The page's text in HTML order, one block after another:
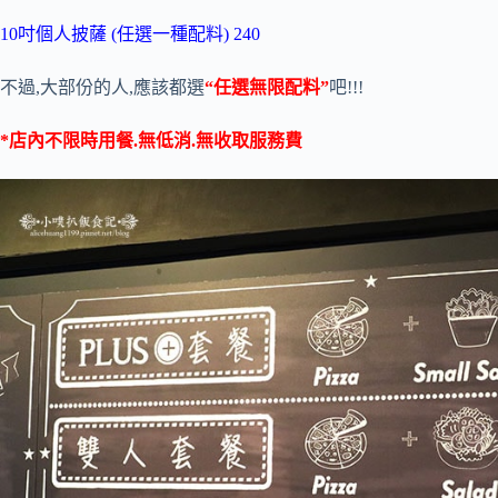
10吋個人披薩 (任選一種配料) 240
不過,大部份的人,應該都選“任選無限配料”吧!!!
*店內不限時用餐.無低消.無收取服務費